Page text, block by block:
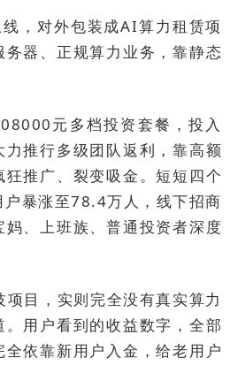
，对外包装成AI算力租赁项
务器、正规算力业务，靠静态
元多档投资套餐，投入
推行多级团队返利，靠高额
推广、裂变吸金。短短四个
户暴涨至78.4万人，线下招商
、上班族、普通投资者深度
目，实则完全没有真实算力
用户看到的收益数字，全部
依靠新用户入金，给老用户